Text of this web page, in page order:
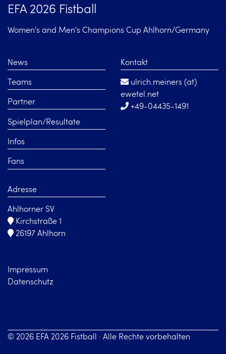
EFA 2026 Fistball
Women's and Men's Champions Cup Ahlhorn/Germany
News
Teams
Partner
Spielplan/Resultate
Infos
Fans
Kontakt
ulrich.meiners (at)
ewetel.net
+49-04435-1491
Adresse
Ahlhorner SV
Kirchstraße 1
26197 Ahlhorn
Impressum
Datenschutz
© 2026 EFA 2026 Fistball · Alle Rechte vorbehalten